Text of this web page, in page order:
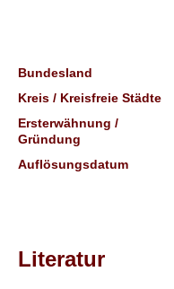
Bundesland
Kreis / Kreisfreie Städte
Ersterwähnung /
Gründung
Auflösungsdatum
Literatur